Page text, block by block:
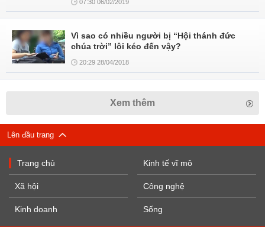
07:30 06/02/2019
Vì sao có nhiều người bị “Hội thánh đức
chúa trời” lôi kéo đến vậy?
20:29 28/04/2018
Xem thêm
Lên đầu trang
Trang chủ
Xã hội
Kinh doanh
Kinh tế vĩ mô
Công nghệ
Sống